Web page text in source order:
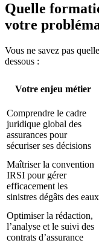
Quelle
votre
Vous ne savez pas
dessous :
Votre enjeu métier
Comprendre le cadre
juridique global des
assurances pour
sécuriser ses décisions
Maîtriser la convention
IRSI pour gérer
efficacement les
sinistres dégâts des eaux
Optimiser la rédaction,
l’analyse et le suivi des
contrats d’assurance